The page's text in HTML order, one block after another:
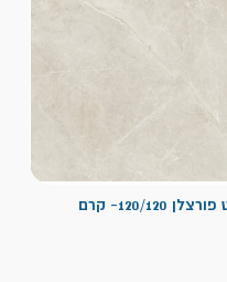
120/120- קרם